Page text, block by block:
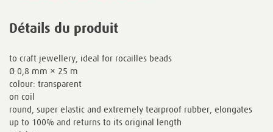
Détails du produit
to craft jewellery, ideal for rocailles beads
Ø 0,8 mm × 25 m
colour: transparent
on coil
round, super elastic and extremely tearproof rubber, elongates
up to 100% and returns to its original length